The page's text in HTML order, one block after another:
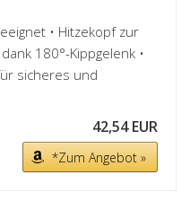
• Hitzekopf zur
180°-Kippgelenk •
sicheres und
42,54 EUR
*Zum Angebot »